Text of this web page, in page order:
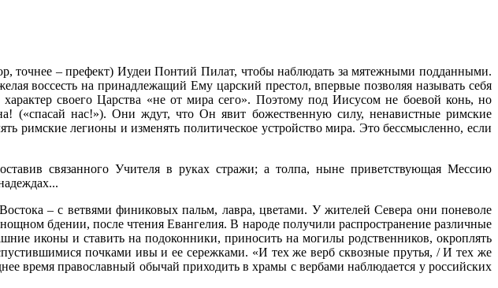
точнее – префект) Иудеи Понтий Пилат, чтобы наблюдать за мятежными подданными.
воссесть на принадлежащий Ему царский престол, впервые позволяя называть себя
своего Царства «не от мира сего». Поэтому под Иисусом не боевой конь, но
(«спасай нас!»). Они ждут, что Он явит божественную силу, ненавистные римские
римские легионы и изменять политическое устройство мира. Это бессмысленно, если
связанного Учителя в руках стражи; а толпа, ныне приветствующая Мессию
– с ветвями финиковых пальм, лавра, цветами. У жителей Севера они поневоле
бдении, после чтения Евангелия. В народе получили распространение различные
иконы и ставить на подоконники, приносить на могилы родственников, окроплять
почками ивы и ее сережками. «И тех же верб сквозные прутья, / И тех же
время православный обычай приходить в храмы с вербами наблюдается у российских